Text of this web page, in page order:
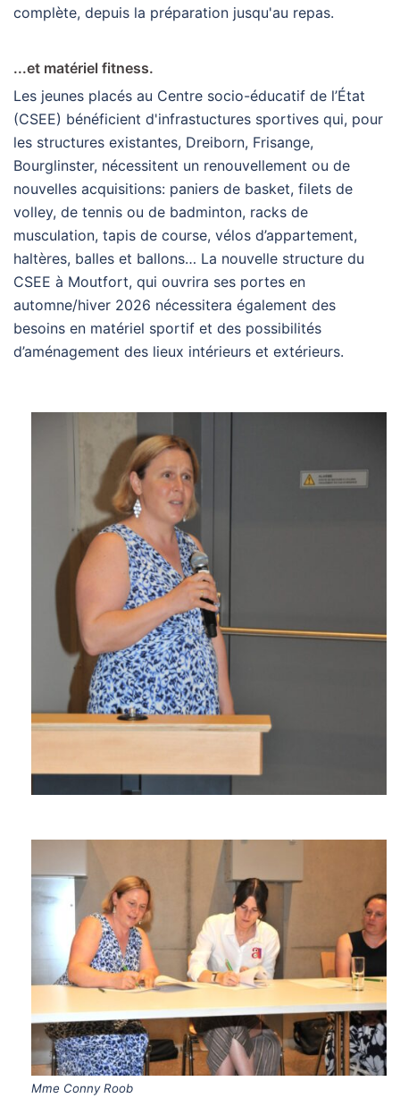
complète, depuis la préparation jusqu'au repas.
...et matériel fitness.
Les jeunes placés au Centre socio-éducatif de l’État
(CSEE) bénéficient d'infrastuctures sportives qui, pour
les structures existantes, Dreiborn, Frisange,
Bourglinster, nécessitent un renouvellement ou de
nouvelles acquisitions: paniers de basket, filets de
volley, de tennis ou de badminton, racks de
musculation, tapis de course, vélos d’appartement,
haltères, balles et ballons… La nouvelle structure du
CSEE à Moutfort, qui ouvrira ses portes en
automne/hiver 2026 nécessitera également des
besoins en matériel sportif et des possibilités
d’aménagement des lieux intérieurs et extérieurs.
Mme Conny Roob